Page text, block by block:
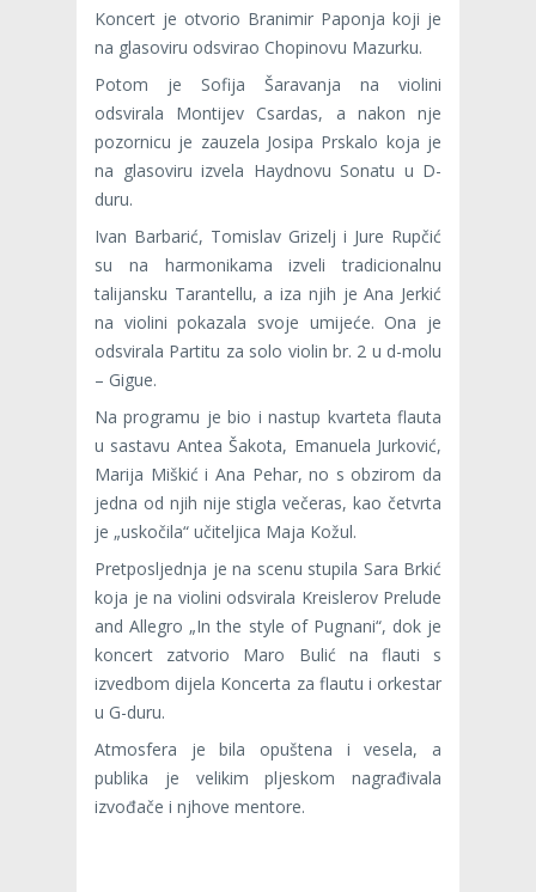
Koncert je otvorio Branimir Paponja koji je
na glasoviru odsvirao Chopinovu Mazurku.
Potom je Sofija Šaravanja na violini
odsvirala Montijev Csardas, a nakon nje
pozornicu je zauzela Josipa Prskalo koja je
na glasoviru izvela Haydnovu Sonatu u D-
duru.
Ivan Barbarić, Tomislav Grizelj i Jure Rupčić
su na harmonikama izveli tradicionalnu
talijansku Tarantellu, a iza njih je Ana Jerkić
na violini pokazala svoje umijeće. Ona je
odsvirala Partitu za solo violin br. 2 u d-molu
– Gigue.
Na programu je bio i nastup kvarteta flauta
u sastavu Antea Šakota, Emanuela Jurković,
Marija Miškić i Ana Pehar, no s obzirom da
jedna od njih nije stigla večeras, kao četvrta
je „uskočila“ učiteljica Maja Kožul.
Pretposljednja je na scenu stupila Sara Brkić
koja je na violini odsvirala Kreislerov Prelude
and Allegro „In the style of Pugnani“, dok je
koncert zatvorio Maro Bulić na flauti s
izvedbom dijela Koncerta za flautu i orkestar
u G-duru.
Atmosfera je bila opuštena i vesela, a
publika je velikim pljeskom nagrađivala
izvođače i njhove mentore.